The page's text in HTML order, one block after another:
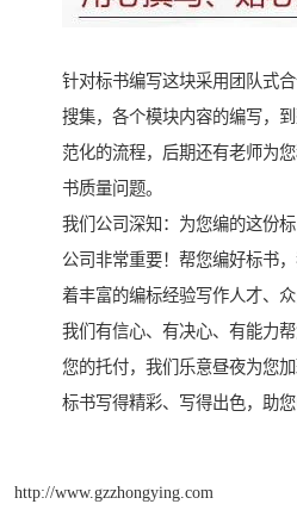
针对标书编写这块采用团队式
搜集，各个模块内容的编写，
范化的流程，后期还有老师为
书质量问题。
我们公司深知：为您编的这份
公司非常重要！帮您编好标书
着丰富的编标经验写作人才、
我们有信心、有决心、有能力
您的托付，我们乐意昼夜为您
标书写得精彩、写得出色，助您
http://www.gzzhongying.com